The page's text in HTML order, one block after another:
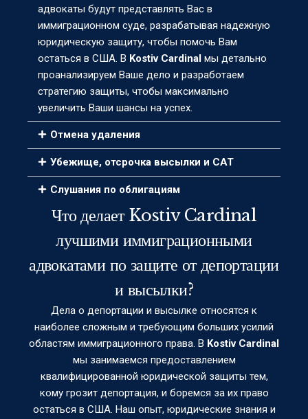
адвокаты будут представлять Вас в
иммиграционном суде, разрабатывая надежную
юридическую защиту, чтобы помочь Вам
остаться в США. В Kostiv Cardinal мы детально
проанализируем Ваше дело и разработаем
стратегию защиты, чтобы максимально
увеличить Ваши шансы на успех.
Отмена удаления
Убежище, отсрочка высылки и CAT
Слушания по облигациям
Что делает Kostiv Cardinal
лучшими иммиграционными
адвокатами по защите от депортации
и высылки?
Дела о депортации и высылке относятся к
наиболее сложным и требующим больших усилий
областям иммиграционного права. В Kostiv Cardinal
мы занимаемся предоставлением
квалифицированной юридической защиты тем,
кому грозит депортация, и боремся за их право
остаться в США. Наш опыт, юридические знания и